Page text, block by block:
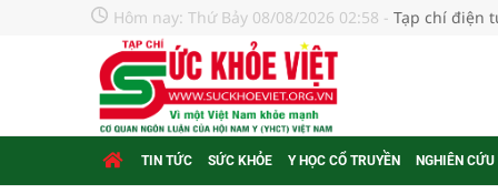
Hôm nay: Thứ Bảy 08/08/2026 02:58 - Tạp chí điện
TIN TỨC SỨC KHỎE Y HỌC CỔ TRUYỀN NGHIÊN CỨU